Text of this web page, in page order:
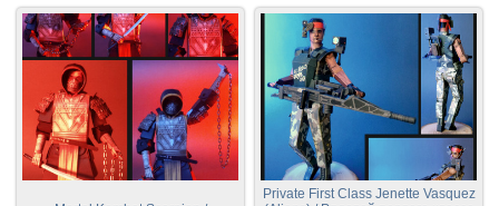
Private First Class Jenette Vasquez